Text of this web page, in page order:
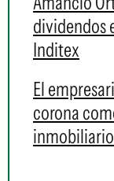
dividendos
Inditex
El
corona